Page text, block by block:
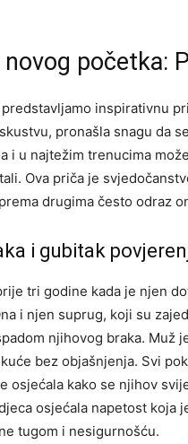
novog početka:
inspirativnu
pronašla snagu da
i u najtežim trenucima
Ova priča je
drugima često odraz
i gubitak
tri godine kada je njen
i njen suprug, koji su
njihovog braka. Muž
bez objašnjenja. Svi
osjećala kako se njihov
osjećala napetost koja
tugom i nesigurnošću.